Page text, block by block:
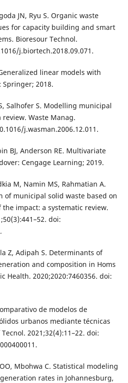
JN, Ryu S. Organic waste
for capacity building and smart
Bioresour Technol.
j.biortech.2018.09.071.
linear models with
Springer; 2018.
Salhofer S. Modelling municipal
Waste Manag.
j.wasman.2006.12.011.
BJ, Anderson RE. Multivariate
Cengage Learning; 2019.
M, Namin MS, Rahmatian A.
of municipal solid waste based on
impact: a systematic review.
doi:
Z, Adipah S. Determinants of
and composition in Homs
Health. 2020;2020:7460356. doi:
de modelos de
urbanos mediante técnicas
2021;32(4):11–22. doi:
Mbohwa C. Statistical modeling
rates in Johannesburg,